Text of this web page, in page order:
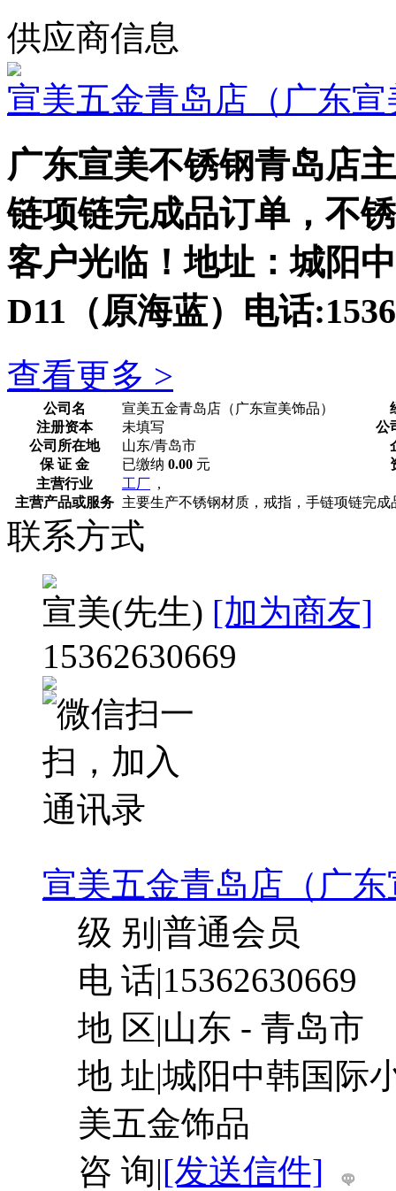
供应商信息
宣美五金青岛店（广东
广东宣美不锈钢青岛店
链项链完成品订单，不
客户光临！地址：城阳
D11（原海蓝）电话
查看更多 >
公司名 宣美五金青岛店（广东宣美饰品）
注册资本
未填写
公
公司所在地
山东/青岛市
保 证 金
已缴纳 0.00 元
主营行业
工厂 ,
主营产品或服务 主要生产不锈钢材质，戒指，手链项链完
联系方式
宣美(先生) [加为商友]
15362630669
宣美五金青岛店（广
级 别 |普通会员
电 话|15362630669
地 区|山东 - 青岛市
地 址|城阳中韩国际
美五金饰品
咨 询|[发送信件]